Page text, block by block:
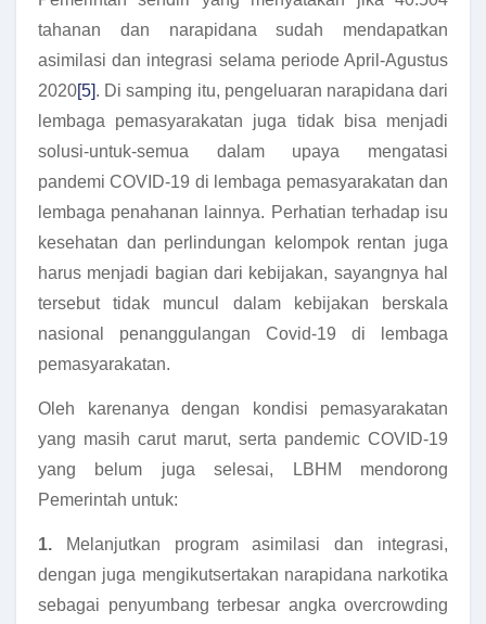
tahanan dan narapidana sudah mendapatkan
asimilasi dan integrasi selama periode April-Agustus
2020[5]. Di samping itu, pengeluaran narapidana dari
lembaga pemasyarakatan juga tidak bisa menjadi
solusi-untuk-semua dalam upaya mengatasi
pandemi COVID-19 di lembaga pemasyarakatan dan
lembaga penahanan lainnya. Perhatian terhadap isu
kesehatan dan perlindungan kelompok rentan juga
harus menjadi bagian dari kebijakan, sayangnya hal
tersebut tidak muncul dalam kebijakan berskala
nasional penanggulangan Covid-19 di lembaga
pemasyarakatan.
Oleh karenanya dengan kondisi pemasyarakatan
yang masih carut marut, serta pandemic COVID-19
yang belum juga selesai, LBHM mendorong
Pemerintah untuk:
1.
Melanjutkan program asimilasi dan integrasi,
dengan juga mengikutsertakan narapidana narkotika
sebagai penyumbang terbesar angka overcrowding